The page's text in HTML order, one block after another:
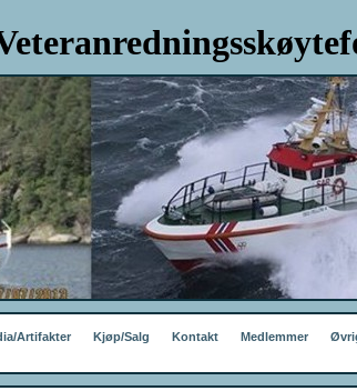
Artifakter Kjøp/Salg Kontakt Medlemmer